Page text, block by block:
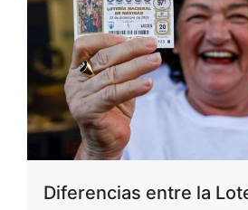
Diferencias entre la